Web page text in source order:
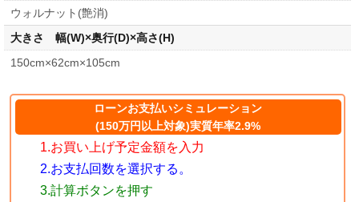
ウォルナット(艶消)
大きさ 幅(W)×奥行(D)×高さ(H)
150cm×62cm×105cm
ローンお支払いシミュレーション
(150万円以上対象)実質年率2.9%
1.お買い上げ予定金額を入力
2.お支払回数を選択する。
3.計算ボタンを押す